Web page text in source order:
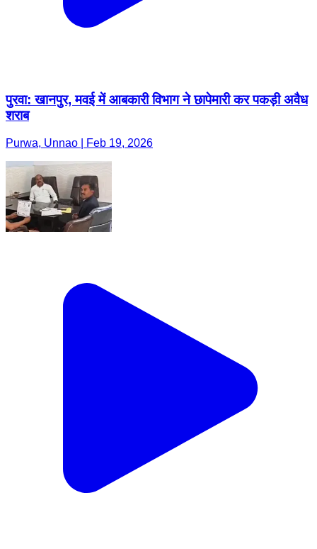
पुरवा: खानपुर, मवई में आबकारी विभाग ने छापेमारी कर पकड़ी अवैध
शराब
Purwa, Unnao | Feb 19, 2026